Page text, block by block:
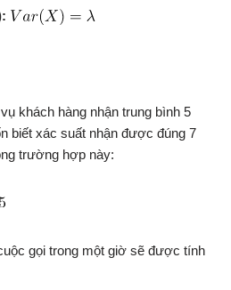
khách hàng nhận trung bình 5
biết xác suất nhận được đúng 7
trường hợp này:
gọi trong một giờ sẽ được tính